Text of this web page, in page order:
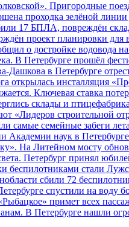
Пригородные
проходка зелёной
17 БПЛА, повреждён
проект планировки для
о достройке водовода
В Петербурге прошёл
Дашкова в Петербурге
открылась инсталляция
Ключевая ставка
склады и
«Лидеров строительной
самые семейные забеги лета
Академии наук в
На Литейном мосту
Петербург принял
беспилотниками стали
сбили 72
спустили на воду
примет всех
В Петербурге нашли